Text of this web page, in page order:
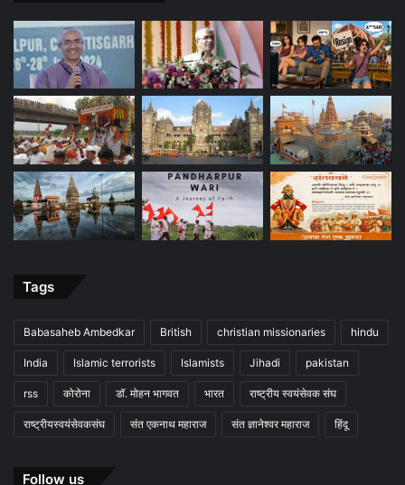
Tags
Babasaheb Ambedkar British christian missionaries hindu
India Islamic terrorists Islamists Jihadi pakistan
rss कोरोना डॉ. मोहन भागवत भारत राष्ट्रीय स्वयंसेवक संघ
राष्ट्रीयस्वयंसेवकसंघ संत एकनाथ महाराज संत ज्ञानेश्वर महाराज हिंदू
Follow us